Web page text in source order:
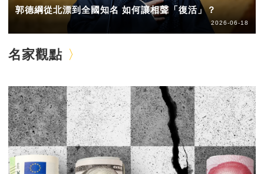
郭德綱從北漂到全國知名 如何讓相聲「復活」？
2026-06-18
名家觀點